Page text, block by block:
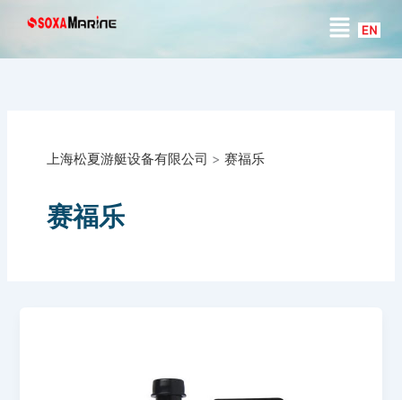
菜
单
上海松夏游艇设备有限公司 > 赛福乐
赛福乐
索